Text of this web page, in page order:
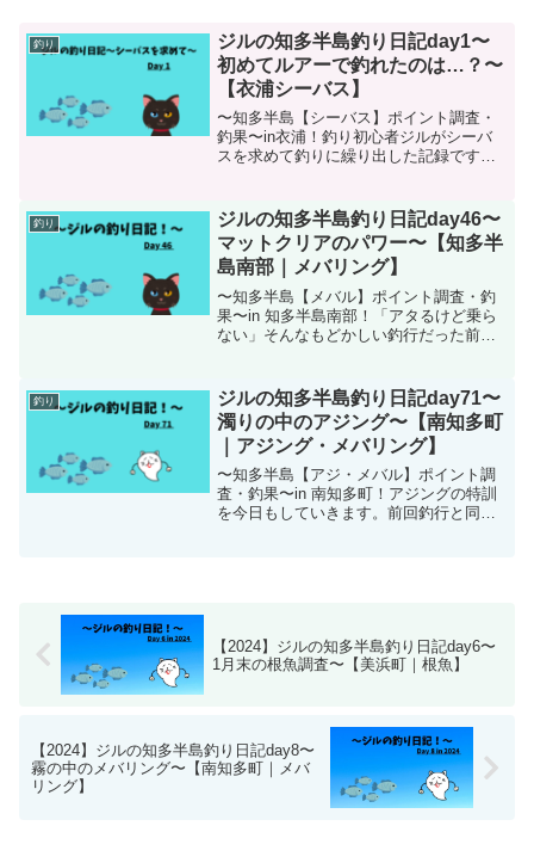
釣り
ジルの知多半島釣り日記day1〜
初めてルアーで釣れたのは…？〜
【衣浦シーバス】
〜知多半島【シーバス】ポイント調査・
釣果〜in衣浦！釣り初心者ジルがシーバ
スを求めて釣りに繰り出した記録です。
で内容は暖かく見守ってくださいm(__)m
釣り
ジルの知多半島釣り日記day46〜
マットクリアのパワー〜【知多半
島南部｜メバリング】
〜知多半島【メバル】ポイント調査・釣
果〜in 知多半島南部！「アタるけど乗ら
ない」そんなもどかしい釣行だった前
釣り
ジルの知多半島釣り日記day71〜
濁りの中のアジング〜【南知多町
｜アジング・メバリング】
〜知多半島【アジ・メバル】ポイント調
査・釣果〜in 南知多町！アジングの特訓
を今日もしていきます。前回釣行と同じ
【2024】ジルの知多半島釣り日記day6〜
1月末の根魚調査〜【美浜町｜根魚】
【2024】ジルの知多半島釣り日記day8〜
霧の中のメバリング〜【南知多町｜メバ
リング】